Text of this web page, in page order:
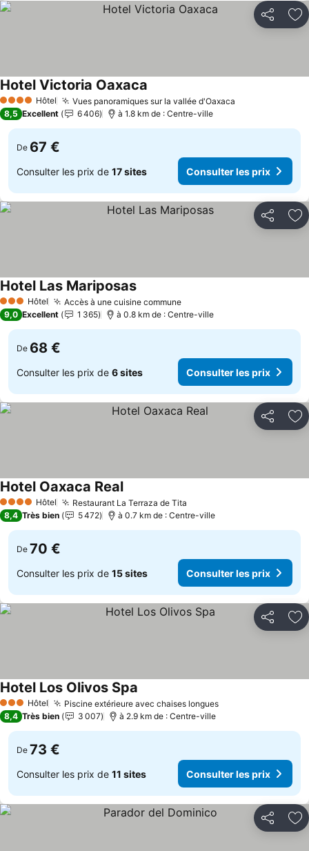
Partager
4 Étoiles Hôtel Vues panoramiques sur la vallée d'Oaxaca
Hotel Victoria Oaxaca
8,5 Excellent 6 406 à 1.8 km de : Centre-ville
De 67 €
Consulter les prix de 17 sites Consulter les prix
Partager
3 ÉtoilesHôtel Accès à une cuisine commune
Hotel Las Mariposas
9,0 Excellent 1 365 à 0.8 km de : Centre-ville
De 68 €
Consulter les prix de 6 sites Consulter les prix
Partager
4 Étoiles Hôtel Restaurant La Terraza de Tita
Hotel Oaxaca Real
8,4 Très bien 5 472 à 0.7 km de : Centre-ville
De 70 €
Consulter les prix de 15 sites Consulter les prix
Partager
3 ÉtoilesHôtel Piscine extérieure avec chaises longues
Hotel Los Olivos Spa
8,4 Très bien 3 007 à 2.9 km de : Centre-ville
De 73 €
Consulter les prix de 11 sites Consulter les prix
Partager